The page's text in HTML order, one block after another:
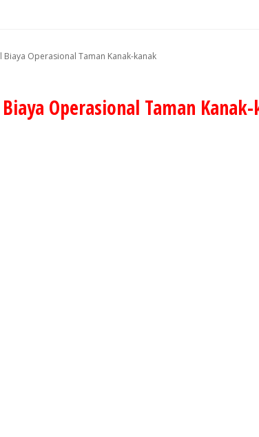
Biaya Operasional Taman Kanak-kanak
Operasional Taman